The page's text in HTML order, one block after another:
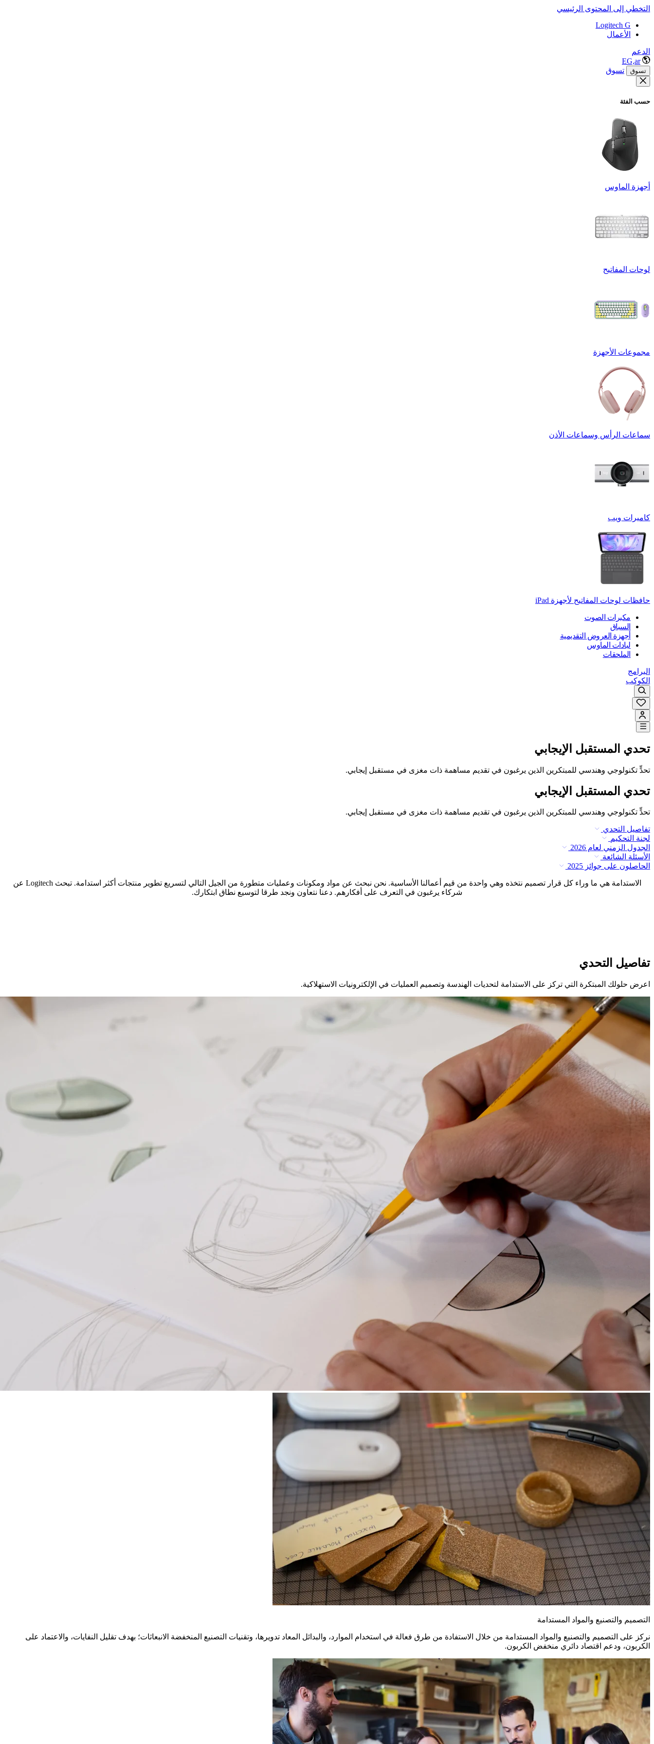
التخطي إلى المحتوى الرئيسي
Logitech G
الأعمال
الدعم
EG,ar
تسوق تسوق
حسب الفئة
أجهزة الماوس
لوحات المفاتيح
مجموعات الأجهزة
سماعات الرأس وسماعات الأذن
كاميرات ويب
حافظات لوحات المفاتيح لأجهزة ‏iPad
مكبرات الصوت
السباق
أجهزة العروض التقديمية
لبادات الماوس
الملحقات
البرامج
الكوكب
تحدي المستقبل الإيجابي
تحدٍّ تكنولوجي وهندسي للمبتكرين الذين يرغبون في تقديم مساهمة ذات مغزى في مستقبل إيجابي.
تحدي المستقبل الإيجابي
تحدٍّ تكنولوجي وهندسي للمبتكرين الذين يرغبون في تقديم مساهمة ذات مغزى في مستقبل إيجابي.
تفاصيل التحدي
لجنة التحكيم
الجدول الزمني لعام 2026
الأسئلة الشائعة
الحاصلون على جوائز 2025
الاستدامة هي ما وراء كل قرار تصميم نتخذه وهي واحدة من قيم أعمالنا الأساسية. نحن نبحث عن مواد ومكونات وعمليات متطورة من الجيل التالي لتسريع تطوير منتجات أكثر استدامة. تبحث Logitech عن
شركاء يرغبون في التعرف على أفكارهم. دعنا نتعاون ونجد طرقا لتوسيع نطاق ابتكارك.
تفاصيل التحدي
اعرض حلولك المبتكرة التي تركز على الاستدامة لتحديات الهندسة وتصميم العمليات في الإلكترونيات الاستهلاكية.
التصميم والتصنيع والمواد المستدامة
نركز على التصميم والتصنيع والمواد المستدامة من خلال الاستفادة من طرق فعالة في استخدام الموارد، والبدائل المعاد تدويرها، وتقنيات التصنيع المنخفضة الانبعاثات؛ بهدف تقليل النفايات، والاعتماد على
الكربون، ودعم اقتصاد دائري منخفض الكربون.